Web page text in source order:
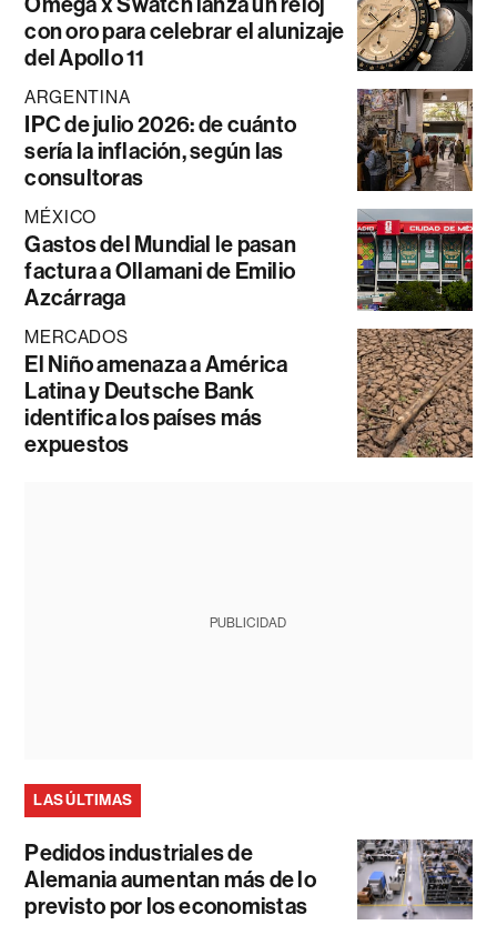
con oro para celebrar el alunizaje
del Apollo 11
ARGENTINA
IPC de julio 2026: de cuánto
sería la inflación, según las
consultoras
MÉXICO
Gastos del Mundial le pasan
factura a Ollamani de Emilio
Azcárraga
MERCADOS
El Niño amenaza a América
Latina y Deutsche Bank
identifica los países más
expuestos
PUBLICIDAD
LAS ÚLTIMAS
Pedidos industriales de
Alemania aumentan más de lo
previsto por los economistas